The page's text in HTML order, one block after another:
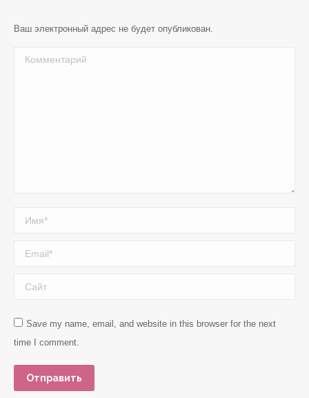
Ваш электронный адрес не будет опубликован.
Комментарий
Имя *
Email *
Сайт
Save my name, email, and website in this browser for the next
time I comment.
Отправить